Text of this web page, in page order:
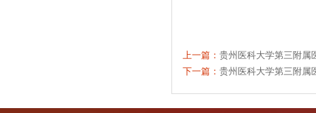
上一篇： 贵州医科大学第三附属
下一篇： 贵州医科大学第三附属